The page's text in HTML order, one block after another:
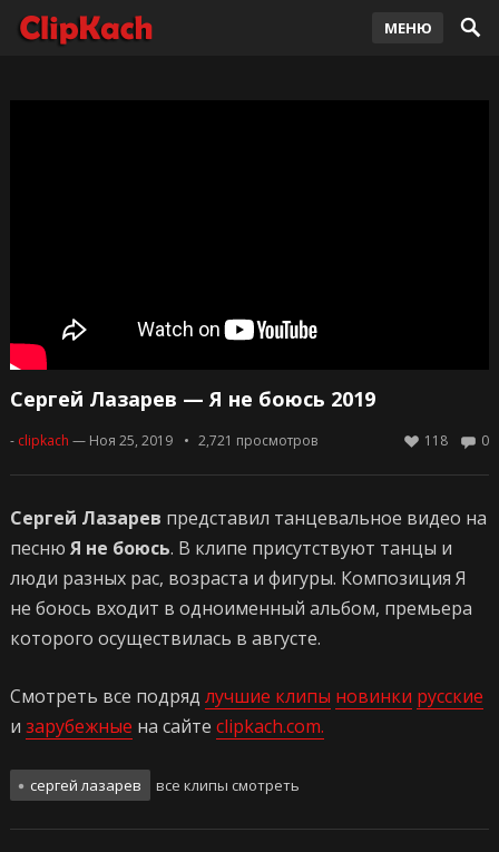
МЕНЮ
Сергей Лазарев — Я не боюсь 2019
- clipkach — Ноя 25, 2019 2,721 просмотров 0
118
Сергей Лазарев представил танцевальное видео на
песню Я не боюсь. В клипе присутствуют танцы и
люди разных рас, возраста и фигуры. Композиция Я
не боюсь входит в одноименный альбом, премьера
которого осуществилась в августе.
Смотреть все подряд лучшие клипы новинки русские
и зарубежные на сайте clipkach.com.
сергей лазарев все клипы смотреть